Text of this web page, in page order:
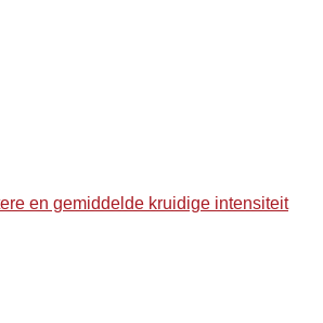
en gemiddelde kruidige intensiteit